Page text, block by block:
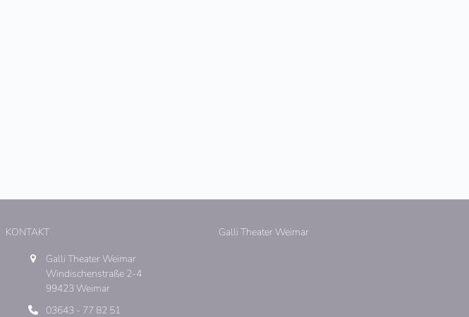
KONTAKT
Galli Theater Weimar
Windischenstraße 2-4
99423 Weimar
03643 - 77 82 51
Galli Theater Weimar